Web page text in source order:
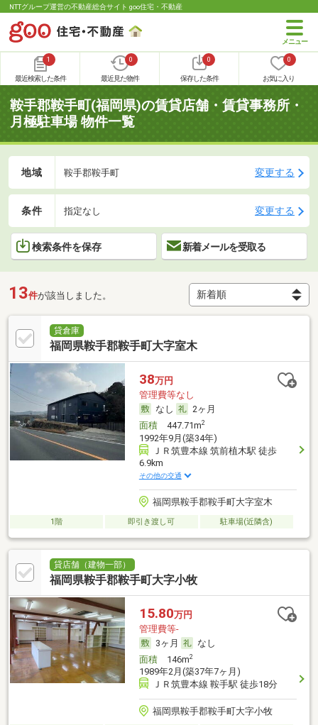
NTTグループ運営の不動産総合サイト goo住宅・不動産
1
最近検索した条件
0
最近見た物件
0
保存した条件
0
お気に入り
鞍手郡鞍手町(福岡県)の賃貸店舗・賃貸事務所・
月極駐車場 物件一覧
地域 鞍手郡鞍手町 変更する
条件 指定なし 変更する
検索条件を保存 新着メールを受取る
13件が該当しました。
貸倉庫
福岡県鞍手郡鞍手町大字室木
38万円
管理費等なし
なし
2ヶ月
面積447.71m2
1992年9月(築34年)
ＪＲ筑豊本線 筑前植木駅 徒歩
6.9km
その他の交通
福岡県鞍手郡鞍手町大字室木
1階 即引き渡し可 駐車場(近隣含)
貸店舗（建物一部）
福岡県鞍手郡鞍手町大字小牧
15.80万円
管理費等-
3ヶ月
なし
面積146m2
1989年2月(築37年7ヶ月)
ＪＲ筑豊本線 鞍手駅 徒歩18分
福岡県鞍手郡鞍手町大字小牧